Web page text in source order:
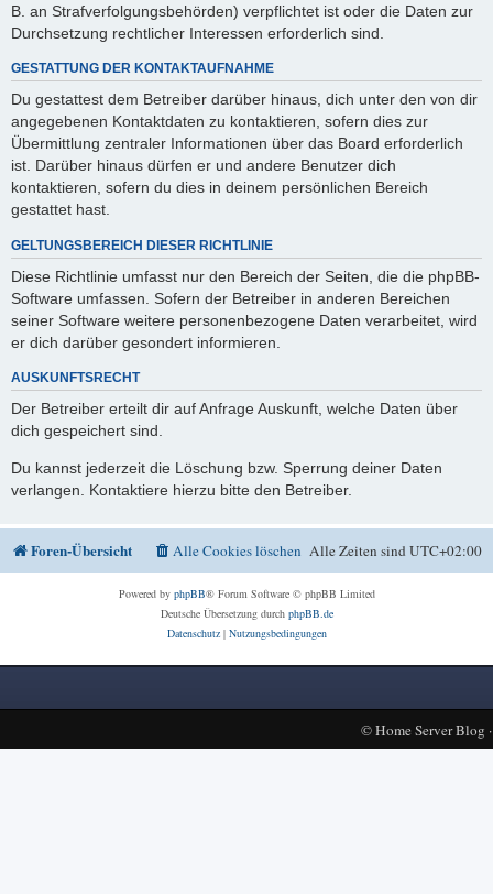
B. an Strafverfolgungsbehörden) verpflichtet ist oder die Daten zur
Durchsetzung rechtlicher Interessen erforderlich sind.
GESTATTUNG DER KONTAKTAUFNAHME
Du gestattest dem Betreiber darüber hinaus, dich unter den von dir
angegebenen Kontaktdaten zu kontaktieren, sofern dies zur
Übermittlung zentraler Informationen über das Board erforderlich
ist. Darüber hinaus dürfen er und andere Benutzer dich
kontaktieren, sofern du dies in deinem persönlichen Bereich
gestattet hast.
GELTUNGSBEREICH DIESER RICHTLINIE
Diese Richtlinie umfasst nur den Bereich der Seiten, die die phpBB-
Software umfassen. Sofern der Betreiber in anderen Bereichen
seiner Software weitere personenbezogene Daten verarbeitet, wird
er dich darüber gesondert informieren.
AUSKUNFTSRECHT
Der Betreiber erteilt dir auf Anfrage Auskunft, welche Daten über
dich gespeichert sind.
Du kannst jederzeit die Löschung bzw. Sperrung deiner Daten
verlangen. Kontaktiere hierzu bitte den Betreiber.
Foren-Übersicht Alle Zeiten sindUTC+02:00
Alle Cookies löschen
Powered by phpBB® Forum Software © phpBB Limited
Deutsche Übersetzung durch phpBB.de
Datenschutz| Nutzungsbedingungen
©Home Server Blog